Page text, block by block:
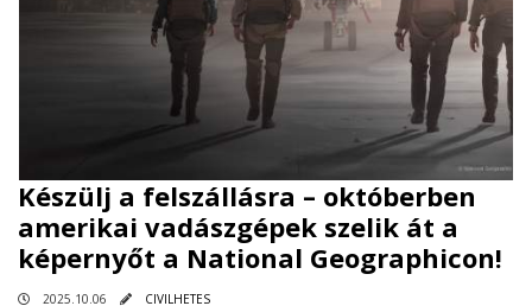
Készülj a felszállásra – októberben
amerikai vadászgépek szelik át a
képernyőt a National Geographicon!
2025.10.06 CIVILHETES